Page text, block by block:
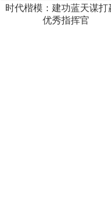
时代楷模：建功蓝天谋打
优秀指挥官